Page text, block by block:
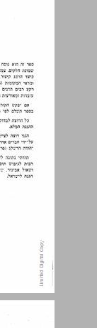
פרק א' — ראשונים לשמירה ולהגנה ... 11